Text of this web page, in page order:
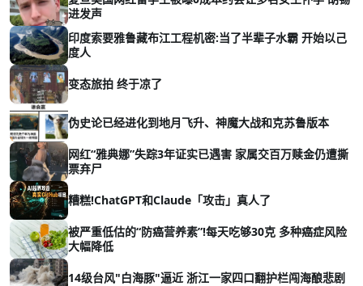
进发声
印度索要雅鲁藏布江工程机密:当了半辈子水霸 开始以己
度人
变态旅拍 终于凉了
伪史论已经进化到地月飞升、神魔大战和克苏鲁版本
网红“雅典娜”失踪3年证实已遇害 家属交百万赎金仍遭撕
票弃尸
糟糕!ChatGPT和Claude「攻击」真人了
被严重低估的“防癌营养素”!每天吃够30克 多种癌症风险
大幅降低
14级台风"白海豚"逼近 浙江一家四口翻护栏闯海酿悲剧